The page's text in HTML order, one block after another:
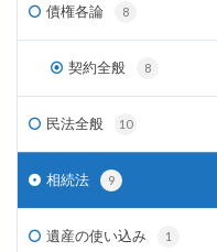
債権各論 8
契約全般 8
民法全般 10
相続法 9
遺産の使い込み 1